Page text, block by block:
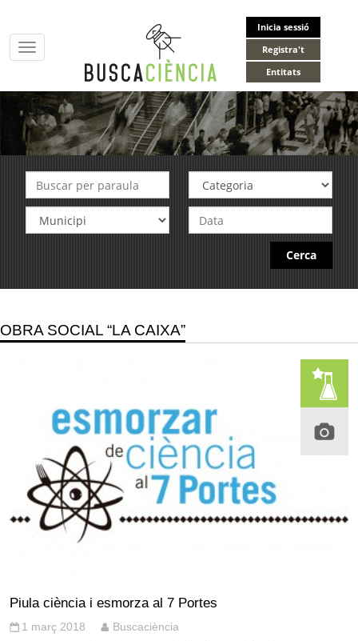
Inicia sessió
Registra't
Entitats
Toggle
navigation
Cerca
OBRA SOCIAL “LA CAIXA”
Piula ciència i esmorza al 7 Portes
1 març 2018 Buscaciència